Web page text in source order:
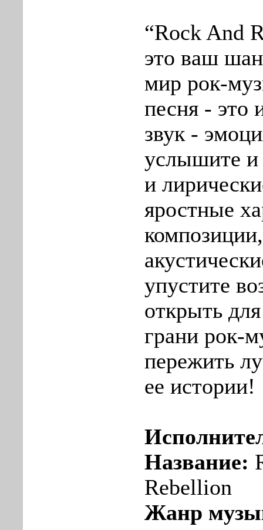
“Rock And
это ваш
мир рок-
песня - это
звук -
услышите и
и
яростные
упустите
открыть
грани рок-
пережить
ее истории!
Название:
Rebellion
Жанр